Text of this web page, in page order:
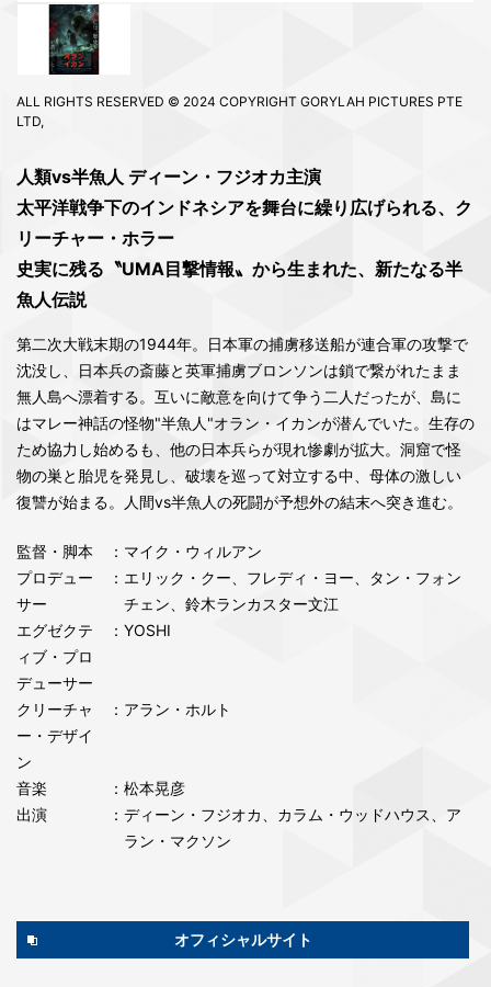
ALL RIGHTS RESERVED © 2024 COPYRIGHT GORYLAH PICTURES PTE
LTD,
人類vs半魚人 ディーン・フジオカ主演
太平洋戦争下のインドネシアを舞台に繰り広げられる、ク
リーチャー・ホラー
史実に残る〝UMA目撃情報〟から生まれた、新たなる半
魚人伝説
第二次大戦末期の1944年。日本軍の捕虜移送船が連合軍の攻撃で
沈没し、日本兵の斎藤と英軍捕虜ブロンソンは鎖で繋がれたまま
無人島へ漂着する。互いに敵意を向けて争う二人だったが、島に
はマレー神話の怪物"半魚人"オラン・イカンが潜んでいた。生存の
ため協力し始めるも、他の日本兵らが現れ惨劇が拡大。洞窟で怪
物の巣と胎児を発見し、破壊を巡って対立する中、母体の激しい
復讐が始まる。人間vs半魚人の死闘が予想外の結末へ突き進む。
監督・脚本
：マイク・ウィルアン
プロデュー
サー
：エリック・クー、フレディ・ヨー、タン・フォン
チェン、鈴木ランカスター文江
エグゼクテ
ィブ・プロ
デューサー
：YOSHI
クリーチャ
ー・デザイ
ン
：アラン・ホルト
音楽
：松本晃彦
出演
：ディーン・フジオカ、カラム・ウッドハウス、ア
ラン・マクソン
オフィシャルサイト